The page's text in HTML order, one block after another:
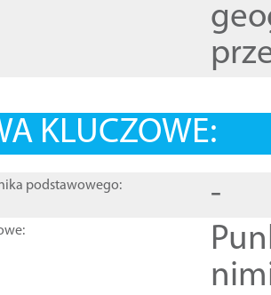
KLUCZOWE:
podstawowego: -